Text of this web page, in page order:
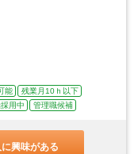
能
残業月10ｈ以下
用中 管理職候補
興味がある